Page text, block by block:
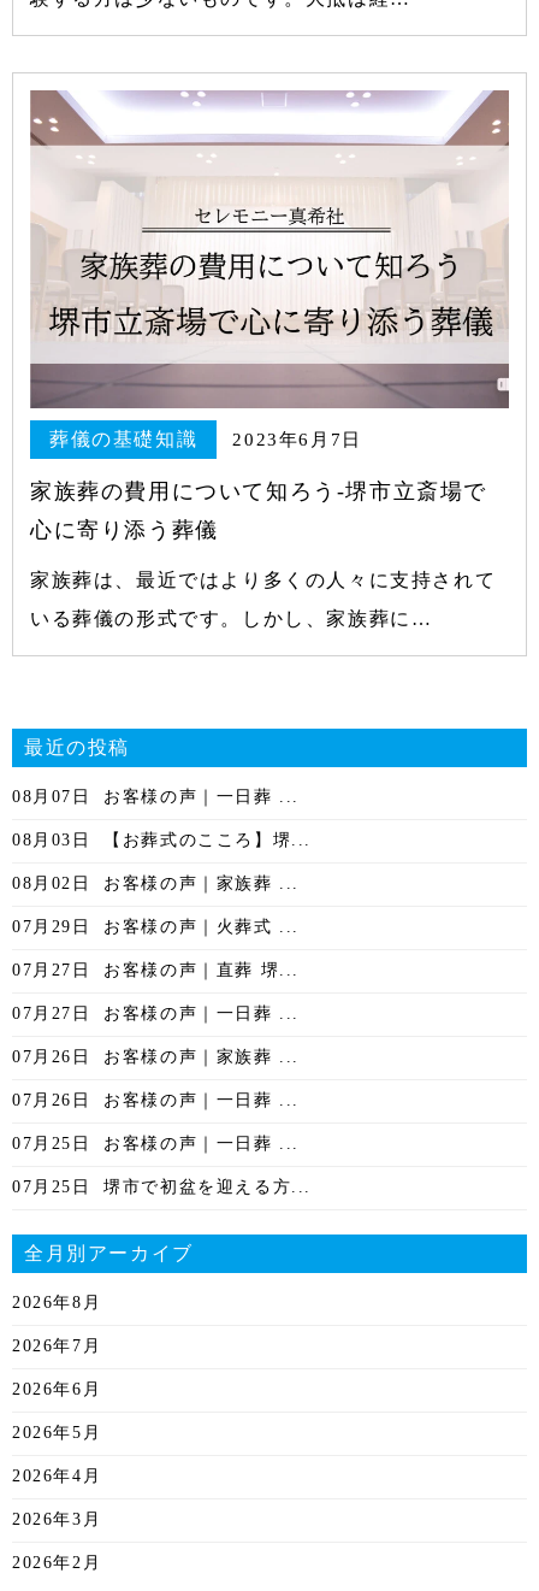
葬儀の基礎知識 2023年6月7日
家族葬の費用について知ろう-堺市立斎場で
心に寄り添う葬儀
家族葬は、最近ではより多くの人々に支持されて
いる葬儀の形式です。しかし、家族葬に…
最近の投稿
08月07日 お客様の声｜一日葬 ...
08月03日 【お葬式のこころ】堺...
08月02日 お客様の声｜家族葬 ...
07月29日 お客様の声｜火葬式 ...
07月27日 お客様の声｜直葬 堺...
07月27日 お客様の声｜一日葬 ...
07月26日 お客様の声｜家族葬 ...
07月26日 お客様の声｜一日葬 ...
07月25日 お客様の声｜一日葬 ...
07月25日 堺市で初盆を迎える方...
全月別アーカイブ
2026年8月
2026年7月
2026年6月
2026年5月
2026年4月
2026年3月
2026年2月